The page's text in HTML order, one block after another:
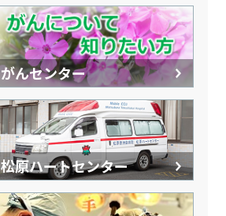
がんセンター
松原ハートセンター